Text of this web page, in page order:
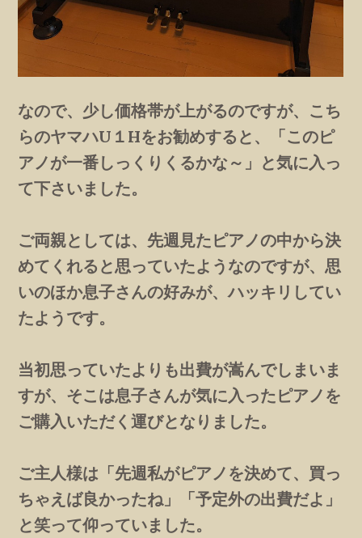
なので、少し価格帯が上がるのですが、こち
らのヤマハU１Hをお勧めすると、「このピ
アノが一番しっくりくるかな～」と気に入っ
て下さいました。
ご両親としては、先週見たピアノの中から決
めてくれると思っていたようなのですが、思
いのほか息子さんの好みが、ハッキリしてい
たようです。
当初思っていたよりも出費が嵩んでしまいま
すが、そこは息子さんが気に入ったピアノを
ご購入いただく運びとなりました。
ご主人様は「先週私がピアノを決めて、買っ
ちゃえば良かったね」「予定外の出費だよ」
と笑って仰っていました。